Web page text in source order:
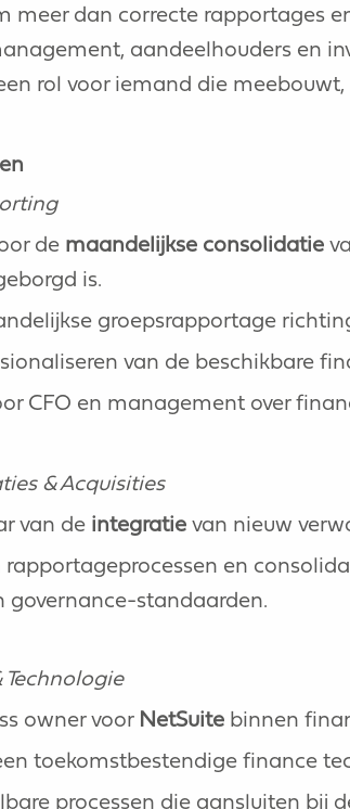
meer dan correcte rapportages
aandeelhouders en
rol voor iemand die
de maandelijkse consolidatie
is.
groepsrapportage
van de beschikbare
CFO en management over
& Acquisities
van de integratie van nieuw
rapportageprocessen en
governance-standaarden.
Technologie
owner voor NetSuite binnen
toekomstbestendige finance
processen die aansluiten bij